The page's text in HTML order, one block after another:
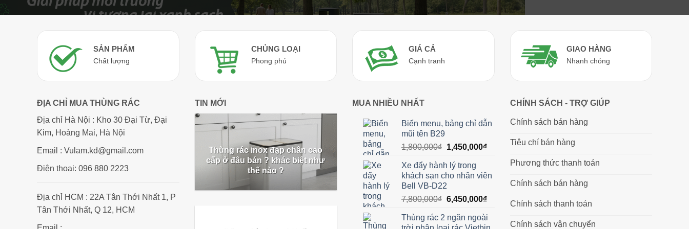
SẢN PHẨM
Chất lượng
CHỦNG LOẠI
Phong phú
GIÁ CẢ
Cạnh tranh
GIAO HÀNG
Nhanh chóng
ĐỊA CHỈ MUA THÙNG RÁC
Địa chỉ Hà Nội : Kho 30 Đại Từ, Đại
Kim, Hoàng Mai, Hà Nội
Email : Vulam.kd@gmail.com
Điện thoại: 096 880 2223
Địa chỉ HCM : 22A Tân Thới Nhất 1, P
Tân Thới Nhất, Q 12, HCM
TIN MỚI
Thùng rác inox đạp chân cao
cấp ở đâu bán ? khác biệt như
thế nào ?
MUA NHIỀU NHẤT
Biển menu, bảng chỉ dẫn
mũi tên B29
1,800,000₫
Giá
là:
1,800,000₫.
1,450,000₫Giá
là:
Xe đẩy hành lý trong
khách sạn cho nhân viên
Bell VB-D22
7,800,000₫ Giá
là:
6,450,000₫Giá
tại
Thùng rác 2 ngăn ngoài
CHÍNH SÁCH - TRỢ GIÚP
Chính sách bán hàng
Tiêu chí bán hàng
Phương thức thanh toán
Chính sách bán hàng
Chính sách thanh toán
Chính sách vận chuyển